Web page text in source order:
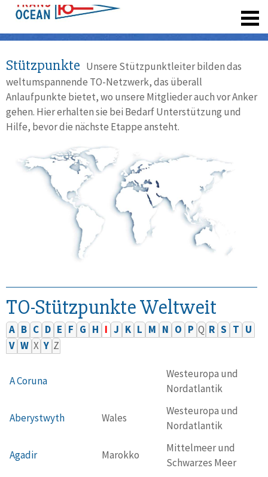
Stützpunkte Unsere Stützpunktleiter bilden das
weltumspannende TO-Netzwerk, das überall
Anlaufpunkte bietet, wo unsere Mitglieder auch vor Anker
gehen. Hier erhalten sie bei Bedarf Unterstützung und
Hilfe, bevor die nächste Etappe ansteht.
TO-Stützpunkte Weltweit
A B C D E F G H I J K L M N O P Q R S T U
V W X Y Z
A Coruna
Westeuropa und
Nordatlantik
Aberystwyth Wales
Westeuropa und
Nordatlantik
Agadir Marokko
Mittelmeer und
Schwarzes Meer